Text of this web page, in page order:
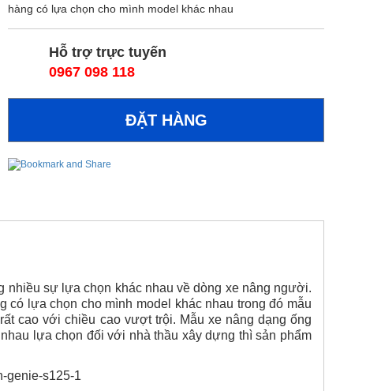
hàng có lựa chọn cho mình model khác nhau
Hỗ trợ trực tuyến
0967 098 118
nhiều sự lựa chọn khác nhau về dòng xe nâng người.
có lựa chọn cho mình model khác nhau trong đó mẫu
cao với chiều cao vượt trội. Mẫu xe nâng dạng ống
lựa chọn đối với nhà thầu xây dựng thì sản phẩm